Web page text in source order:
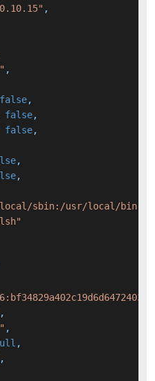
,
,
false,
false,
false,
,
,
local/sbin:/usr/local/
,
,
,
,